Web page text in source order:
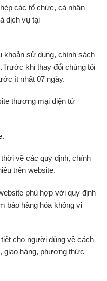
các tổ chức, cá nhân
dịch vụ tại
khoản sử dụng, chính sách
khi thay đổi chúng tôi
ít nhất 07 ngày.
thương mại điện tử
về các quy định, chính
trên website.
phù hợp với quy định
bảo hàng hóa không vi
cho người dùng về cách
giao hàng, phương thức